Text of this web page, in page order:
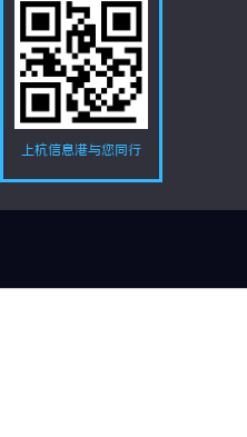
上杭信息港与您同行